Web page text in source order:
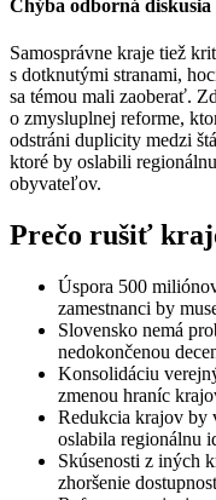
Chýba odborná diskusia
Samosprávne kraje tiež
s dotknutými stranami,
sa témou mali zaoberať.
o zmysluplnej reforme,
odstráni duplicity medzi
ktoré by oslabili
obyvateľov.
Prečo rušiť
Úspora 500
zamestnanci by
Slovensko nemá
nedokončenou
Konsolidáciu
zmenou hraníc
Redukcia krajov by
oslabila regionálnu
Skúsenosti z iných
zhoršenie